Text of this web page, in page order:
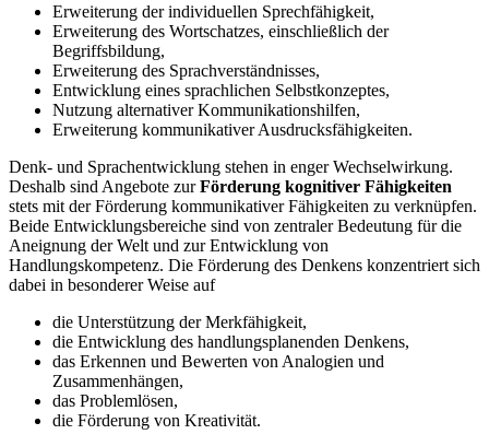
Erweiterung der individuellen Sprechfähigkeit,
Erweiterung des Wortschatzes, einschließlich der
Begriffsbildung,
Erweiterung des Sprachverständnisses,
Entwicklung eines sprachlichen Selbstkonzeptes,
Nutzung alternativer Kommunikationshilfen,
Erweiterung kommunikativer Ausdrucksfähigkeiten.
Denk- und Sprachentwicklung stehen in enger Wechselwirkung.
Deshalb sind Angebote zurFörderung kognitiver Fähigkeiten
stets mit der Förderung kommunikativer Fähigkeiten zu verknüpfen.
Beide Entwicklungsbereiche sind von zentraler Bedeutung für die
Aneignung der Welt und zur Entwicklung von
Handlungskompetenz. Die Förderung des Denkens konzentriert sich
dabei in besonderer Weise auf
die Unterstützung der Merkfähigkeit,
die Entwicklung des handlungsplanenden Denkens,
das Erkennen und Bewerten von Analogien und
Zusammenhängen,
das Problemlösen,
die Förderung von Kreativität.